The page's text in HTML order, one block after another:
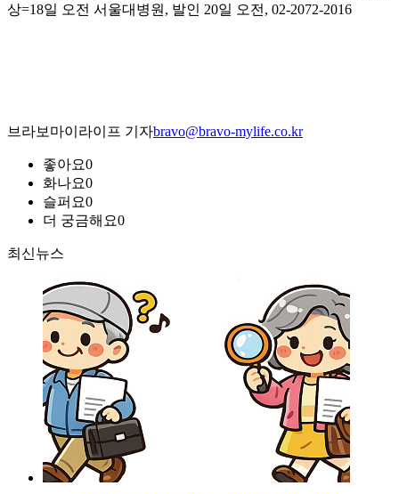
상=18일 오전 서울대병원, 발인 20일 오전, 02-2072-2016
브라보마이라이프 기자bravo@bravo-mylife.co.kr
좋아요0
화나요0
슬퍼요0
더 궁금해요0
최신뉴스